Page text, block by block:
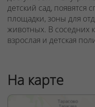
детский сад, появятся
площадки, зоны для
животных. В соседних
взрослая и детская
перепланировать и
эргономичной формы
необходимую мебель,
На карте